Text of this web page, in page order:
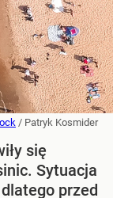
/ Patryk Kosmider
się
Sytuacja
przed